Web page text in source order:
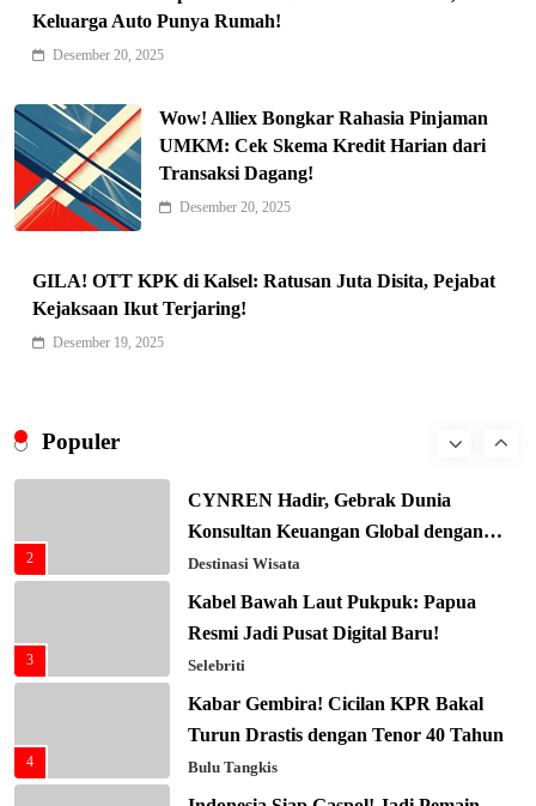
Populer
5
Kunci Rantai Pasok AI Global
6
Negara G20 di Awal 2026
Editorial
Xenco Medical Raih Penghargaan
2
CYNREN Hadir, Gebrak Dunia
Konsultan Keuangan Global dengan
Sentuhan AI
Destinasi Wisata
3
Kabel Bawah Laut Pukpuk: Papua
Resmi Jadi Pusat Digital Baru!
Selebriti
4
Kabar Gembira! Cicilan KPR Bakal
Turun Drastis dengan Tenor 40 Tahun
Bulu Tangkis
Keluarga Auto Punya Rumah!
Desember 20, 2025
Wow! Alliex Bongkar Rahasia Pinjaman
UMKM: Cek Skema Kredit Harian dari
Transaksi Dagang!
Desember 20, 2025
GILA! OTT KPK di Kalsel: Ratusan Juta Disita, Pejabat
Kejaksaan Ikut Terjaring!
Desember 19, 2025